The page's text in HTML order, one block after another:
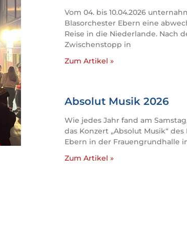
Vom 04. bis 10.04.2026
Blasorchester Ebern eine
Reise in die Niederlande. Nach
Zwischenstopp in
Zum Artikel »
Absolut Musik 2026
Wie jedes Jahr fand am
das Konzert „Absolut Musik“
Ebern in der Frauengrundhalle
Zum Artikel »